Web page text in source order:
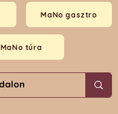
MaNo gasztro
MaNo túra